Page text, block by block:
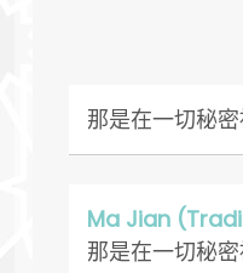
那是在一切秘密
Ma Jian
那是在一切秘密